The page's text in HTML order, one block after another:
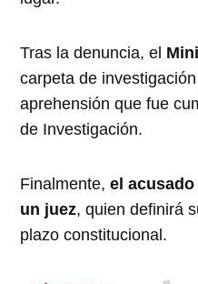
Tras la denuncia, el
carpeta de
aprehensión que fue
de Investigación.
Finalmente, el
un juez, quien definirá
plazo constitucional.